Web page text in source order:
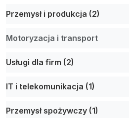
Przemysł i produkcja (2)
Motoryzacja i transport
Usługi dla firm (2)
IT i telekomunikacja (1)
Przemysł spożywczy (1)